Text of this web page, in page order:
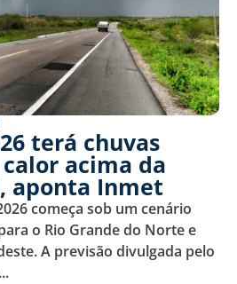
terá chuvas
acima da
aponta Inmet
começa sob um cenário
o Rio Grande do Norte e
A previsão divulgada pelo